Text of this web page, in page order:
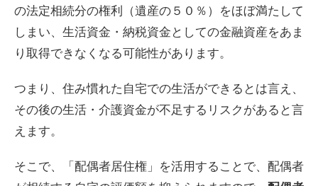
の法定相続分の権利（遺産の５０％）をほぼ満たして
しまい、生活資金・納税資金としての金融資産をあま
り取得できなくなる可能性があります。
つまり、住み慣れた自宅での生活ができるとは言え、
その後の生活・介護資金が不足するリスクがあると言
えます。
そこで、「配偶者居住権」を活用することで、配偶者